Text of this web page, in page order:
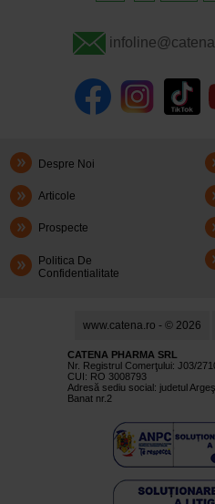
Despre Noi
Articole
Prospecte
Politica De
Confidentialitate
www.catena.ro - © 2026
CATENA PHARMA SRL
Nr. Registrul Comerţului: J03/
CUI: RO 3008793
Adresă sediu social: judetul
Banat nr.2